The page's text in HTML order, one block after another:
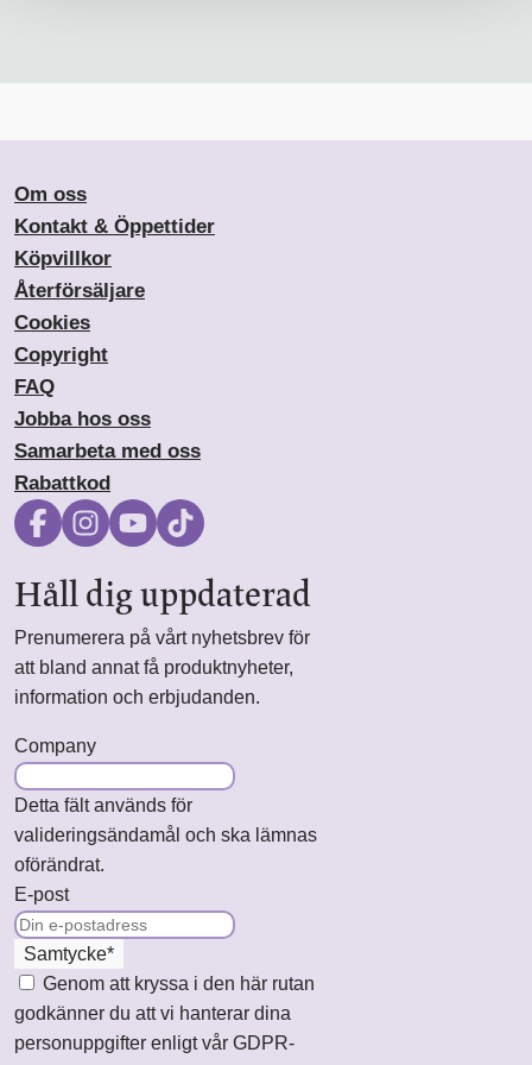
Om oss
Kontakt & Öppettider
Köpvillkor
Återförsäljare
Cookies
Copyright
FAQ
Jobba hos oss
Samarbeta med oss
Rabattkod
Håll dig uppdaterad
Prenumerera på vårt nyhetsbrev för
att bland annat få produktnyheter,
information och erbjudanden.
Company
Detta fält används för
valideringsändamål och ska lämnas
oförändrat.
E-post
Samtycke*
Genom att kryssa i den här rutan
godkänner du att vi hanterar dina
personuppgifter enligt vår GDPR-